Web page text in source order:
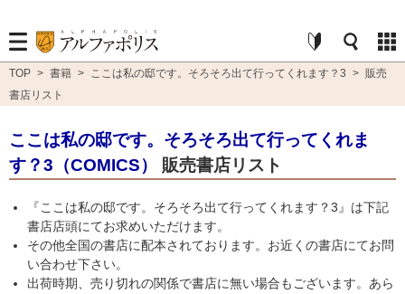
TOP > 書籍 > ここは私の邸です。そろそろ出て行ってくれます？3 > 販売
書店リスト
ここは私の邸です。そろそろ出て行ってくれま
す？3（COMICS）
販売書店リスト
『ここは私の邸です。そろそろ出て行ってくれます？3』は下記
書店店頭にてお求めいただけます。
その他全国の書店に配本されております。お近くの書店にてお問
い合わせ下さい。
出荷時期、売り切れの関係で書店に無い場合もございます。あら